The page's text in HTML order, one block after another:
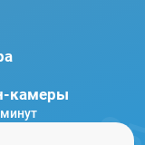
камеры